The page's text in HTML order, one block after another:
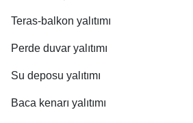
Teras-balkon yalıtımı
Perde duvar yalıtımı
Su deposu yalıtımı
Baca kenarı yalıtımı